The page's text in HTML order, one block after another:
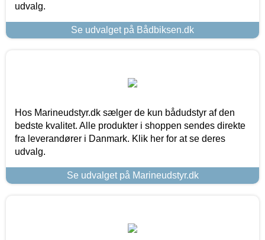
udvalg.
Se udvalget på Bådbiksen.dk
Hos Marineudstyr.dk sælger de kun bådudstyr af den
bedste kvalitet. Alle produkter i shoppen sendes direkte
fra leverandører i Danmark. Klik her for at se deres
udvalg.
Se udvalget på Marineudstyr.dk